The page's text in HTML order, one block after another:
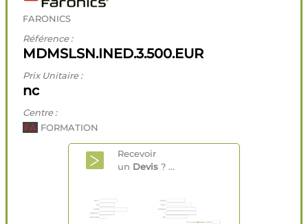
FARONICS
Référence :
MDMSLSN.INED.3.500.EUR
Prix Unitaire :
nc
Centre :
FA FORMATION
Recevoir
un Devis ? ...